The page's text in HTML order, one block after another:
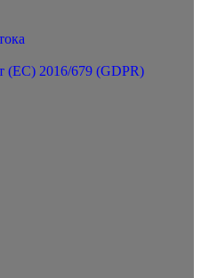
(ЕС) 2016/679 (GDPR)